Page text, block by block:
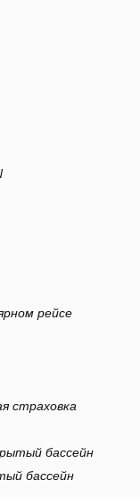
рейсе
страховка
бассейн
бассейн